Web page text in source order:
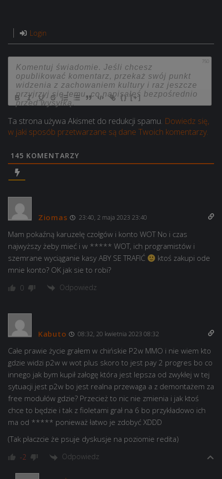
Login
750
{} [+]
Ta strona używa Akismet do redukcji spamu. Dowiedz się,
w jaki sposób przetwarzane są dane Twoich komentarzy.
145 KOMENTARZY
Ziomas 23:40, 2 maja 2023 23:40
Mam pokaźną karuzelę czołgów i konto WOT No i czas
najwyższy żeby mieć i w ***** WOT, ich programistów i
szemrane wyciąganie kasy ABY SE TRAFIĆ
ktoś zakupi ode
mnie konto? OK jak sie to robi?
0 Odpowiedz
Kabuto 08:32, 20 kwietnia 2023 08:32
Całe prawie życie grałem w chińskie P2w MMO i nie wiem kto
gdzie widzi p2w w wot plus skoro to jest pay 2 progres bo co
innego jak bym kupił załogę która jest lepsza od zwykłej w tej
sytuacji jest p2w bo jest realna przewaga a z demontażem za
free modułów gdzie? Przecież to nic nie zmienia i jak ktoś
chce to będzie i tak z fioletami grał na 6 bo przykładowo ich
ma od ***** ponieważ łatwo je zdobyć XDDD
(Tak płaczcie że psuje dyskusje na poziomie redita)
-2 Odpowiedz